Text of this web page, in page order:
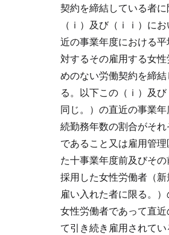
契約を締結している者
（ｉ）及び（ｉｉ）に
近の事業年度における
対するその雇用する女
めのない労働契約を締
る。以下この（ｉ）及
同じ。）の直近の事業
続勤務年数の割合がそ
であること又は雇用管
た十事業年度前及びそ
採用した女性労働者（
雇い入れた者に限る。
女性労働者であって直
て引き続き雇用されて